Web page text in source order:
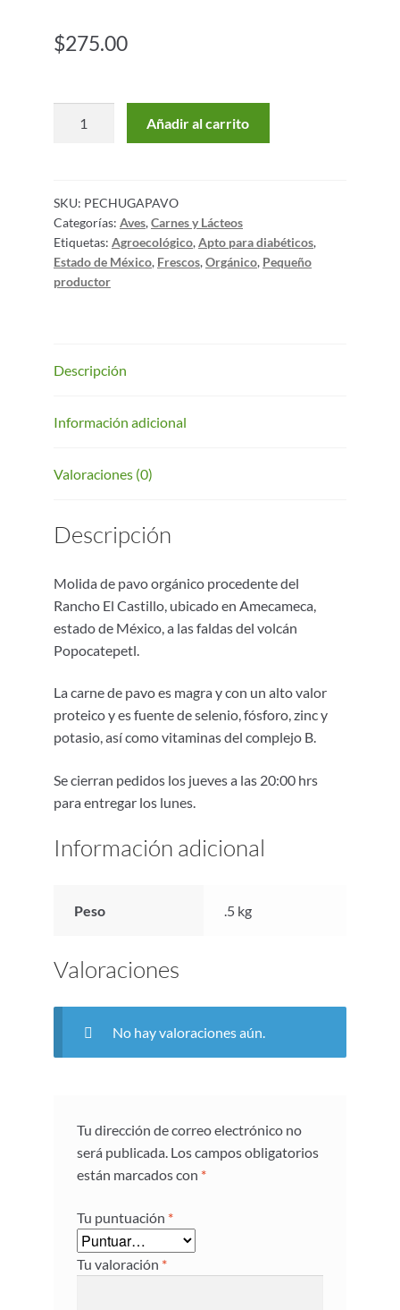
$275.00
Añadir al carrito
SKU: PECHUGAPAVO
Categorías: Aves,Carnes y Lácteos
Etiquetas: Agroecológico,Apto para diabéticos,
Estado de México, Frescos,Orgánico, Pequeño
productor
Descripción
Información adicional
Valoraciones (0)
Descripción
Molida de pavo orgánico procedente del
Rancho El Castillo, ubicado en Amecameca,
estado de México, a las faldas del volcán
Popocatepetl.
La carne de pavo es magra y con un alto valor
proteico y es fuente de selenio, fósforo, zinc y
potasio, así como vitaminas del complejo B.
Se cierran pedidos los jueves a las 20:00 hrs
para entregar los lunes.
Información adicional
Peso .5 kg
Valoraciones
No hay valoraciones aún.
Tu dirección de correo electrónico no
será publicada. Los campos obligatorios
están marcados con *
Tu puntuación *
Tu valoración *